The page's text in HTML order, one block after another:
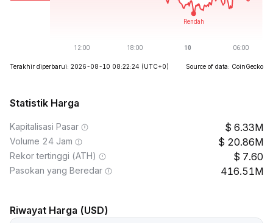
Terakhir diperbarui: 2026-08-10 08:22:24 (UTC+0) Source of data: CoinGecko
Statistik Harga
Kapitalisasi Pasar 6.33M
Volume 24 Jam 20.86M
Rekor tertinggi (ATH) 7.60
Pasokan yang Beredar 416.51M
Riwayat Harga (USD)